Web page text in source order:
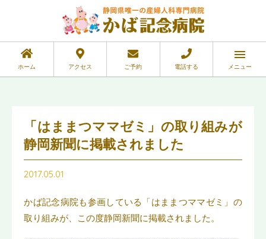
ホーム アクセス ご予約 電話する メニュー
「はままつママゼミ」の取り組みが
静岡新聞に掲載されました
2017.05.01
かば記念病院も参画している「はままつママゼミ」の
取り組みが、この度静岡新聞に掲載されました。